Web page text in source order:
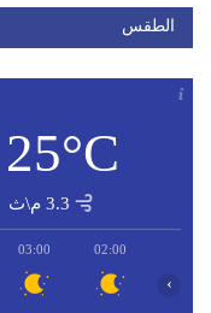
الطقس
25°C
3.3 م\ث
02:00
03:00
›